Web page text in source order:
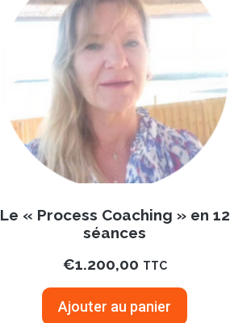
Le « Process Coaching » en 12
séances
€1.200,00 TTC
Ajouter au panier